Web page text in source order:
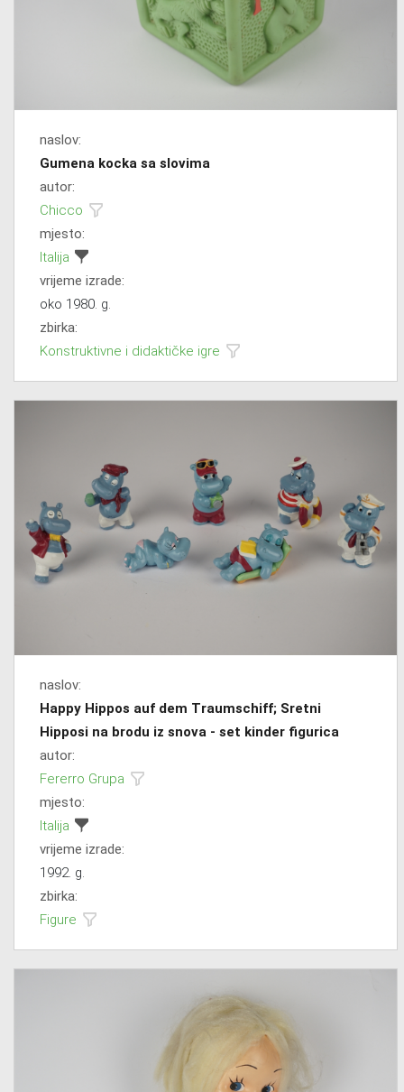
naslov:
Gumena kocka sa slovima
autor:
Chicco
mjesto:
Italija
vrijeme izrade:
oko 1980. g.
zbirka:
Konstruktivne i didaktičke igre
naslov:
Happy Hippos auf dem Traumschiff; Sretni
Hipposi na brodu iz snova - set kinder figurica
autor:
Fererro Grupa
mjesto:
Italija
vrijeme izrade:
1992. g.
zbirka:
Figure